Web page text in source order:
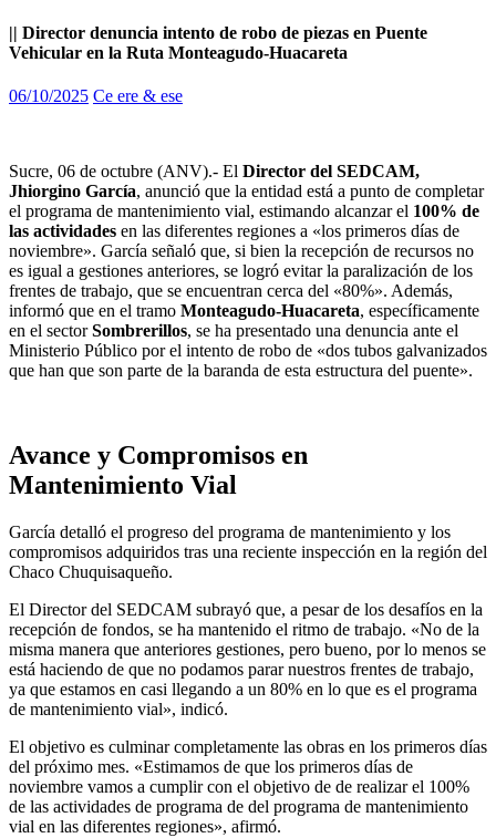
|| Director denuncia intento de robo de piezas en Puente
Vehicular en la Ruta Monteagudo-Huacareta
06/10/2025 Ce ere & ese
Sucre, 06 de octubre (ANV).- El Director del SEDCAM,
Jhiorgino García, anunció que la entidad está a punto de completar
el programa de mantenimiento vial, estimando alcanzar el 100% de
las actividades en las diferentes regiones a «los primeros días de
noviembre». García señaló que, si bien la recepción de recursos no
es igual a gestiones anteriores, se logró evitar la paralización de los
frentes de trabajo, que se encuentran cerca del «80%». Además,
informó que en el tramo Monteagudo-Huacareta, específicamente
en el sectorSombrerillos, se ha presentado una denuncia ante el
Ministerio Público por el intento de robo de «dos tubos galvanizados
que han que son parte de la baranda de esta estructura del puente».
Avance y Compromisos en
Mantenimiento Vial
García detalló el progreso del programa de mantenimiento y los
compromisos adquiridos tras una reciente inspección en la región del
Chaco Chuquisaqueño.
El Director del SEDCAM subrayó que, a pesar de los desafíos en la
recepción de fondos, se ha mantenido el ritmo de trabajo. «No de la
misma manera que anteriores gestiones, pero bueno, por lo menos se
está haciendo de que no podamos parar nuestros frentes de trabajo,
ya que estamos en casi llegando a un 80% en lo que es el programa
de mantenimiento vial», indicó.
El objetivo es culminar completamente las obras en los primeros días
del próximo mes. «Estimamos de que los primeros días de
noviembre vamos a cumplir con el objetivo de de realizar el 100%
de las actividades de programa de del programa de mantenimiento
vial en las diferentes regiones», afirmó.